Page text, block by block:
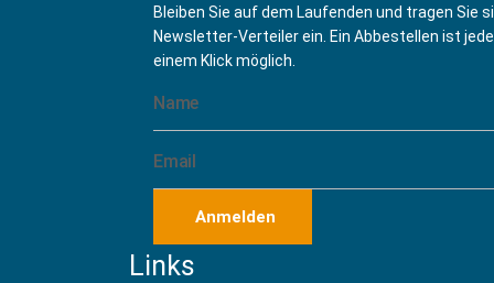
Bleiben Sie auf dem Laufenden und tragen Sie
Newsletter-Verteiler ein. Ein Abbestellen ist
einem Klick möglich.
Anmelden
Links